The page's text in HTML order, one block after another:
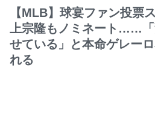
【MLB】球宴ファン投票
上宗隆もノミネート……「
せている」と本命ゲレー
れる